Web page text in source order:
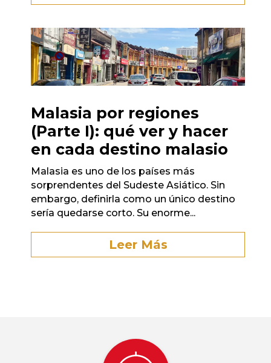
Malasia por regiones
(Parte I): qué ver y hacer
en cada destino malasio
Malasia es uno de los países más
sorprendentes del Sudeste Asiático. Sin
embargo, definirla como un único destino
sería quedarse corto. Su enorme...
Leer Más